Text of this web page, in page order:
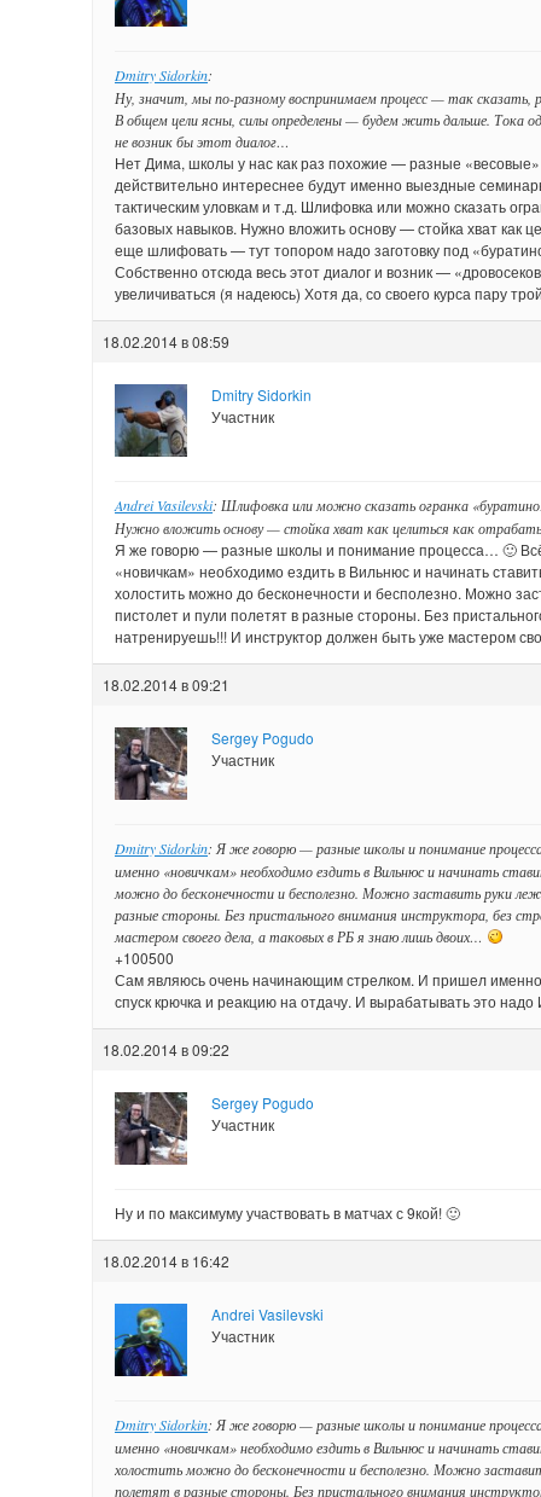
Dmitry Sidorkin:
Ну, значит, мы по-разному воспринимаем процесс — так сказать,
В общем цели ясны, силы определены — будем жить дальше. Тока
не возник бы этот диалог…
Нет Дима, школы у нас как раз похожие — разные
действительно интереснее будут именно выездные
тактическим уловкам и т.д. Шлифовка или можно сказать
базовых навыков. Нужно вложить основу — стойка хват как
еще шлифовать — тут топором надо заготовку под
Собственно отсюда весь этот диалог и возник —
увеличиваться (я надеюсь) Хотя да, со своего курса пару
18.02.2014 в 08:59
Dmitry Sidorkin
Участник
Andrei Vasilevski: Шлифовка или можно сказать огранка
Нужно вложить основу — стойка хват как целиться как
Я же говорю — разные школы и понимание процесса… 🙂
«новичкам» необходимо ездить в Вильнюс и начинать
холостить можно до бесконечности и бесполезно. Можно
пистолет и пули полетят в разные стороны. Без
натренируешь!!! И инструктор должен быть уже мастером
18.02.2014 в 09:21
Sergey Pogudo
Участник
Dmitry Sidorkin: Я же говорю — разные школы и понимание
именно «новичкам» необходимо ездить в Вильнюс и начинать
можно до бесконечности и бесполезно. Можно заставить руки
разные стороны. Без пристального внимания инструктора, без
мастером своего дела, а таковых в РБ я знаю лишь двоих…
+100500
Сам являюсь очень начинающим стрелком. И пришел
спуск крючка и реакцию на отдачу. И вырабатывать это
18.02.2014 в 09:22
Sergey Pogudo
Участник
Ну и по максимуму участвовать в матчах с 9кой! 🙂
18.02.2014 в 16:42
Andrei Vasilevski
Участник
Dmitry Sidorkin: Я же говорю — разные школы и понимание
именно «новичкам» необходимо ездить в Вильнюс и начинать
холостить можно до бесконечности и бесполезно. Можно
полетят в разные стороны. Без пристального внимания